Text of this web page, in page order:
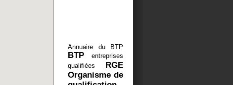
Annuaire du BTP
BTP
entreprises
qualifiées
RGE
Organisme de